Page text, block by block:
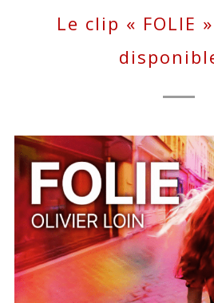
Le clip « FOLIE